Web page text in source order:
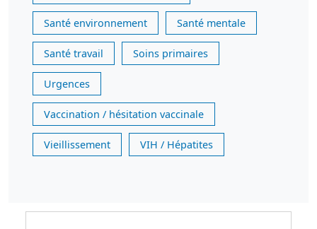
Santé environnement Santé mentale
Santé travail Soins primaires
Urgences
Vaccination / hésitation vaccinale
Vieillissement VIH / Hépatites